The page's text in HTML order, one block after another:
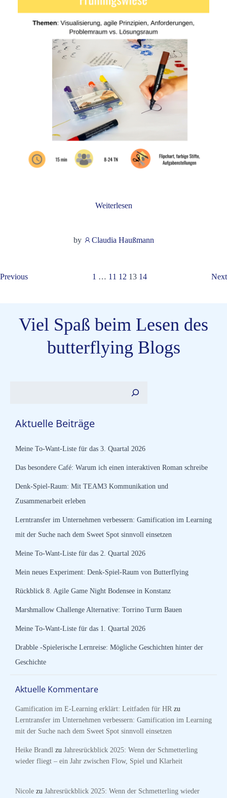
Weiterlesen
by Claudia Haußmann
Posts
PreviousPosts
Page
1 … Page
11 Page
12 Page
13 Page
14 Next
Viel Spaß beim Lesen des
butterflying Blogs
Aktuelle Beiträge
Meine To-Want-Liste für das 3. Quartal 2026
Das besondere Café: Warum ich einen interaktiven Roman schreibe
Denk-Spiel-Raum: Mit TEAM3 Kommunikation und
Zusammenarbeit erleben
Lerntransfer im Unternehmen verbessern: Gamification im Learning
mit der Suche nach dem Sweet Spot sinnvoll einsetzen
Meine To-Want-Liste für das 2. Quartal 2026
Mein neues Experiment: Denk-Spiel-Raum von Butterflying
Rückblick 8. Agile Game Night Bodensee in Konstanz
Marshmallow Challenge Alternative: Torrino Turm Bauen
Meine To-Want-Liste für das 1. Quartal 2026
Drabble -Spielerische Lernreise: Mögliche Geschichten hinter der
Geschichte
Aktuelle Kommentare
Gamification im E-Learning erklärt: Leitfaden für HR zu
Lerntransfer im Unternehmen verbessern: Gamification im Learning
mit der Suche nach dem Sweet Spot sinnvoll einsetzen
Heike Brandl zu Jahresrückblick 2025: Wenn der Schmetterling
wieder fliegt – ein Jahr zwischen Flow, Spiel und Klarheit
Nicole zu Jahresrückblick 2025: Wenn der Schmetterling wieder